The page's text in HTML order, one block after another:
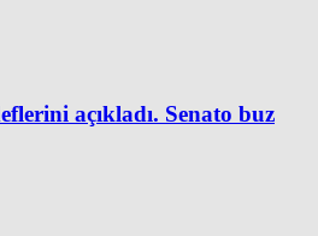
açıkladı. Senato buz